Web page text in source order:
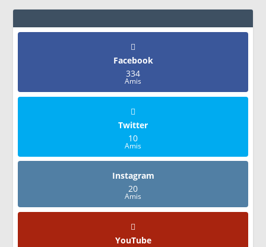
Facebook
334
Amis
Twitter
10
Amis
Instagram
20
Amis
YouTube